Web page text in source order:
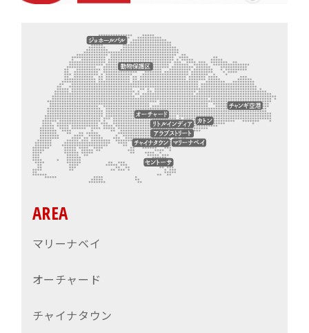
AREA
マリーナベイ
オーチャード
チャイナタウン